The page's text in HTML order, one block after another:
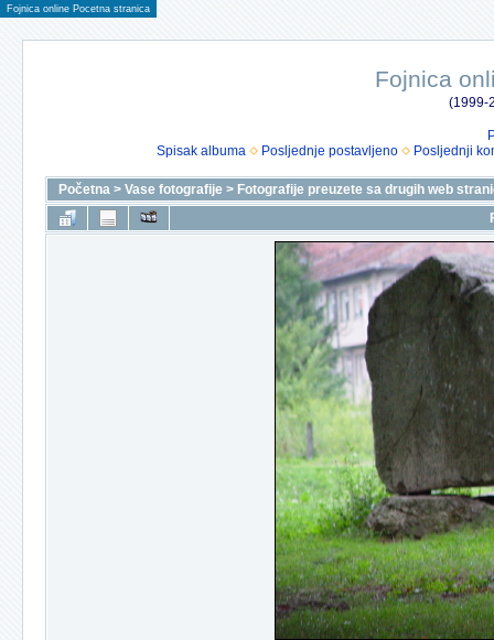
Fojnica online Pocetna stranica
Fojnica
(1999-
Spisak albuma
Posljednje postavljeno Posljednji
Početna > Vase fotografije > Fotografije preuzete sa drugih web